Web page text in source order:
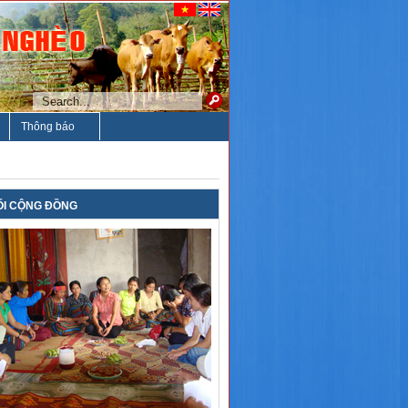
Thông báo
CỘNG ĐỒNG